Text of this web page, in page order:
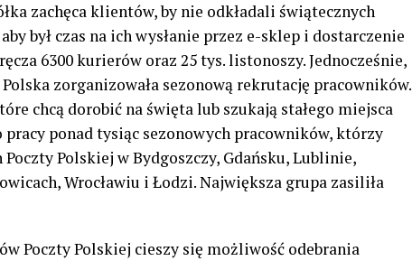
zachęca klientów, by nie odkładali świątecznych
był czas na ich wysłanie przez e-sklep i dostarczenie
6300 kurierów oraz 25 tys. listonoszy. Jednocześnie,
zorganizowała sezonową rekrutację pracowników.
chcą dorobić na święta lub szukają stałego miejsca
pracy ponad tysiąc sezonowych pracowników, którzy
Polskiej w Bydgoszczy, Gdańsku, Lublinie,
Wrocławiu i Łodzi. Największa grupa zasiliła
Poczty Polskiej cieszy się możliwość odebrania